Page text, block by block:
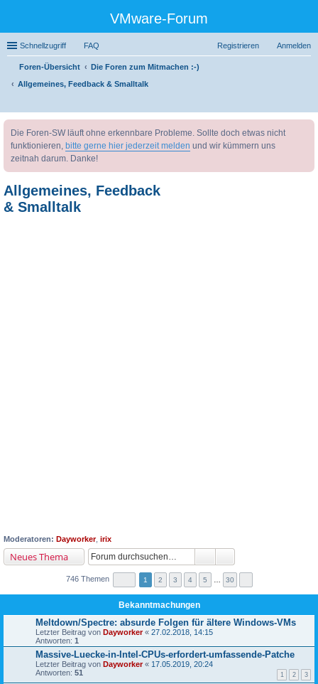
VMware-Forum
Schnellzugriff FAQ Anmelden
Registrieren
Foren-Übersicht
Die Foren zum Mitmachen :-)
Allgemeines, Feedback & Smalltalk
uc
Die Foren-SW läuft ohne erkennbare Probleme. Sollte doch etwas nicht
funktionieren, bitte gerne hier jederzeit melden und wir kümmern uns
zeitnah darum. Danke!
Allgemeines, Feedback
& Smalltalk
Moderatoren: Dayworker, irix
Neues Thema
746 Themen 1 2 3 4 5 30
Bekanntmachungen
Meltdown/Spectre: absurde Folgen für ältere Windows-VMs
Letzter Beitrag von Dayworker« 27.02.2018, 14:15
Antworten: 1
Massive-Luecke-in-Intel-CPUs-erfordert-umfassende-Patche
Letzter Beitrag von Dayworker« 17.05.2019, 20:24
Antworten: 51 1 2 3